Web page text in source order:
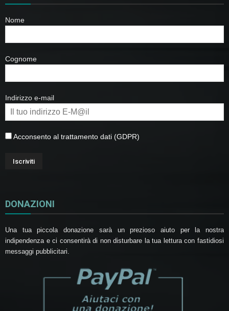
Nome
Cognome
Indirizzo e-mail
Acconsento al trattamento dati (GDPR)
DONAZIONI
Una tua piccola donazione sarà un prezioso aiuto per la nostra
indipendenza e ci consentirà di non disturbare la tua lettura con fastidiosi
messaggi pubblicitari.